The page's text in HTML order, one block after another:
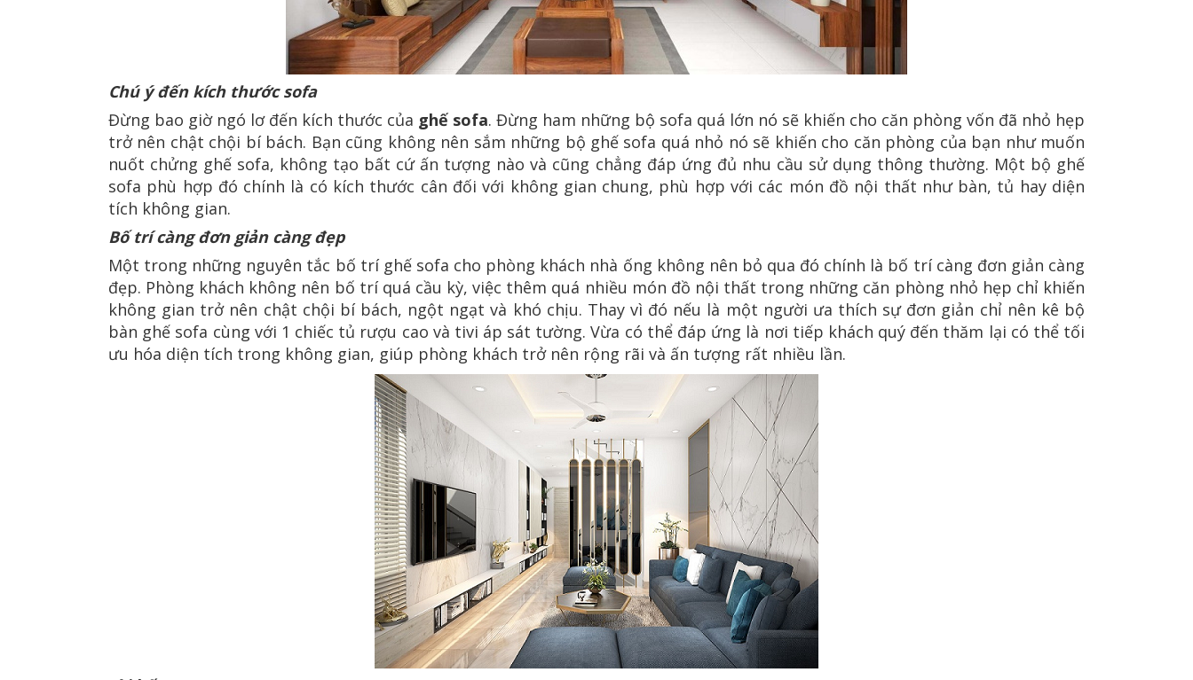
Chú ý đến kích thước sofa
Đừng bao giờ ngó lơ đến kích thước của ghế sofa. Đừng ham những bộ sofa quá lớn nó sẽ khiến cho căn phòng vốn đã nhỏ hẹp
trở nên chật chội bí bách. Bạn cũng không nên sắm những bộ ghế sofa quá nhỏ nó sẽ khiến cho căn phòng của bạn như muốn
nuốt chửng ghế sofa, không tạo bất cứ ấn tượng nào và cũng chẳng đáp ứng đủ nhu cầu sử dụng thông thường. Một bộ ghế
sofa phù hợp đó chính là có kích thước cân đối với không gian chung, phù hợp với các món đồ nội thất như bàn, tủ hay diện
tích không gian.
Bố trí càng đơn giản càng đẹp
Một trong những nguyên tắc bố trí ghế sofa cho phòng khách nhà ống không nên bỏ qua đó chính là bố trí càng đơn giản càng
đẹp. Phòng khách không nên bố trí quá cầu kỳ, việc thêm quá nhiều món đồ nội thất trong những căn phòng nhỏ hẹp chỉ khiến
không gian trở nên chật chội bí bách, ngột ngạt và khó chịu. Thay vì đó nếu là một người ưa thích sự đơn giản chỉ nên kê bộ
bàn ghế sofa cùng với 1 chiếc tủ rượu cao và tivi áp sát tường. Vừa có thể đáp ứng là nơi tiếp khách quý đến thăm lại có thể tối
ưu hóa diện tích trong không gian, giúp phòng khách trở nên rộng rãi và ấn tượng rất nhiều lần.